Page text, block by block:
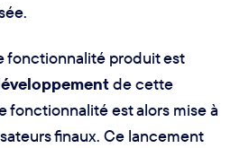
fonctionnalité produit est
de cette
fonctionnalité est alors mise à
finaux. Ce lancement